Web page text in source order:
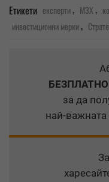
Етикети експерти, МЗХ,
инвестиционни мерки,
БЕЗПЛАТНО
за да
най-